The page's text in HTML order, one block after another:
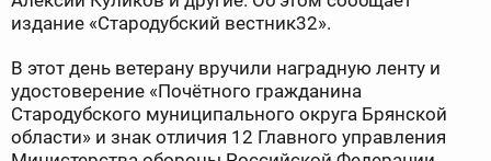
издание «Стародубский вестник32».
В этот день ветерану вручили наградную ленту и
удостоверение «Почётного гражданина
Стародубского муниципального округа Брянской
области» и знак отличия 12 Главного управления